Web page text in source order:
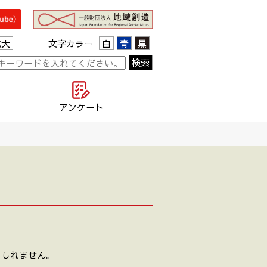
文字カラー 白 青 黒
アンケート
れません。